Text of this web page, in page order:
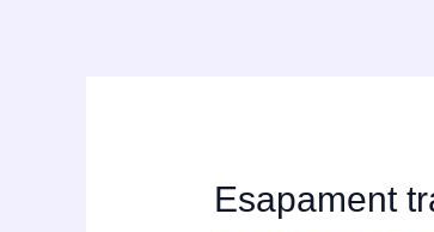
Esapament